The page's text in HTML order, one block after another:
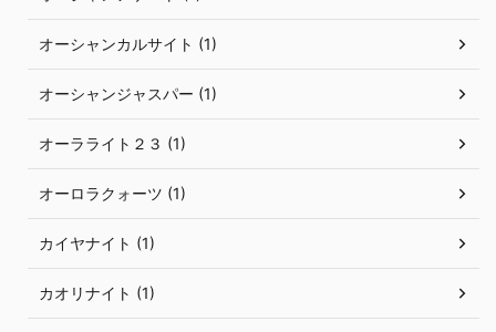
オーシャンカルサイト (1)
オーシャンジャスパー (1)
オーラライト２３ (1)
オーロラクォーツ (1)
カイヤナイト (1)
カオリナイト (1)